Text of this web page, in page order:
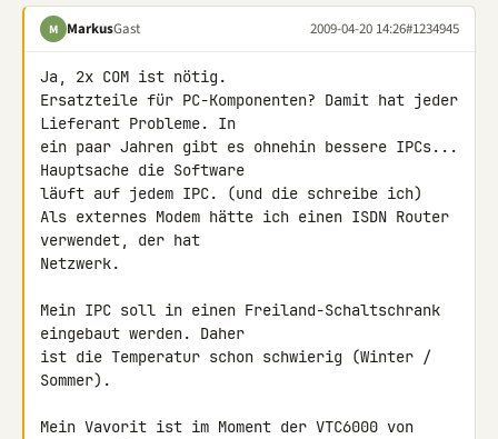
M MarkusGast 2009-04-20 14:26#1234945
Ja, 2x COM ist nötig.
Ersatzteile für PC-Komponenten? Damit hat jeder
Lieferant Probleme. In
ein paar Jahren gibt es ohnehin bessere IPCs...
Hauptsache die Software
läuft auf jedem IPC. (und die schreibe ich)
Als externes Modem hätte ich einen ISDN Router
verwendet, der hat
Netzwerk.
Mein IPC soll in einen Freiland-Schaltschrank
eingebaut werden. Daher
ist die Temperatur schon schwierig (Winter /
Sommer).
Mein Vavorit ist im Moment der VTC6000 von